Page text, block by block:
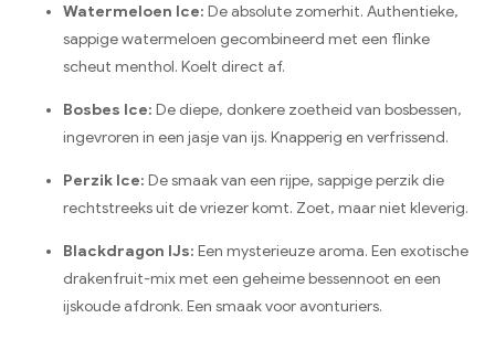
Watermeloen Ice: De absolute zomerhit. Authentieke,
sappige watermeloen gecombineerd met een flinke
scheut menthol. Koelt direct af.
Bosbes Ice: De diepe, donkere zoetheid van bosbessen,
ingevroren in een jasje van ijs. Knapperig en verfrissend.
Perzik Ice: De smaak van een rijpe, sappige perzik die
rechtstreeks uit de vriezer komt. Zoet, maar niet kleverig.
Blackdragon IJs: Een mysterieuze aroma. Een exotische
drakenfruit-mix met een geheime bessennoot en een
ijskoude afdronk. Een smaak voor avonturiers.